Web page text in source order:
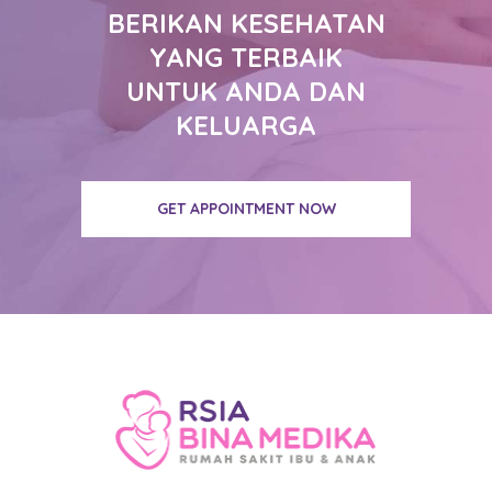
BERIKAN KESEHATAN
YANG TERBAIK
UNTUK ANDA DAN
KELUARGA
GET APPOINTMENT NOW